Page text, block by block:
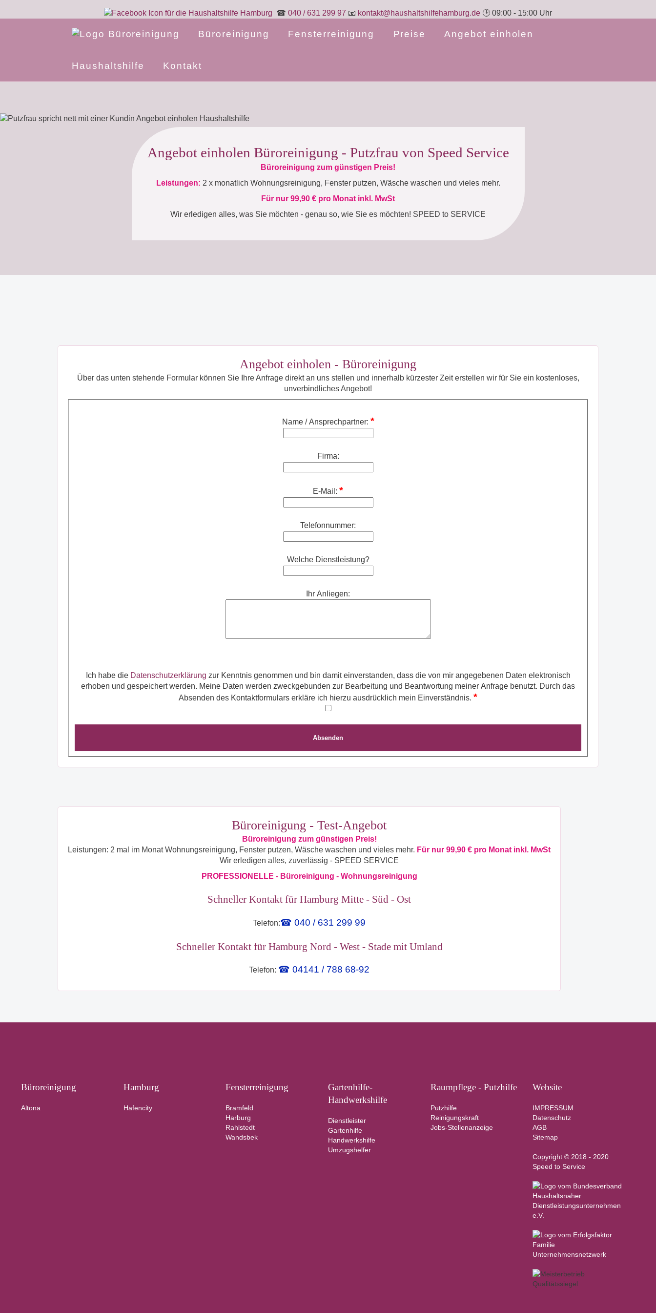
☎ 040 / 631 299 97 📧 kontakt@haushaltshilfehamburg.de 🕒 09:00 - 15:00 Uhr
Büroreinigung Fensterreinigung Preise Angebot einholen
Haushaltshilfe Kontakt
Angebot einholen Büroreinigung - Putzfrau von Speed Service
Büroreinigung zum günstigen Preis!
Leistungen: 2 x monatlich Wohnungsreinigung, Fenster putzen, Wäsche waschen und vieles mehr.
Für nur 99,90 € pro Monat inkl. MwSt
Wir erledigen alles, was Sie möchten - genau so, wie Sie es möchten! SPEED to SERVICE
Angebot einholen - Büroreinigung
Über das unten stehende Formular können Sie Ihre Anfrage direkt an uns stellen und innerhalb kürzester Zeit erstellen wir für Sie ein kostenloses,
unverbindliches Angebot!
Name / Ansprechpartner:
Firma:
E-Mail:
Telefonnummer:
Welche Dienstleistung?
Ihr Anliegen:
Ich habe die Datenschutzerklärung
erhoben und gespeichert werden. Meine Daten werden zweckgebunden zur Bearbeitung und Beantwortung meiner Anfrage benutzt. Durch das
Absenden des Kontaktformulars erkläre ich hierzu ausdrücklich mein Einverständnis.
Absenden
Büroreinigung - Test-Angebot
Büroreinigung zum günstigen Preis!
Leistungen: 2 mal im Monat Wohnungsreinigung, Fenster putzen, Wäsche waschen und vieles mehr. Für nur 99,90 € pro Monat inkl. MwSt
Wir erledigen alles, zuverlässig - SPEED SERVICE
PROFESSIONELLE - Büroreinigung - Wohnungsreinigung
Schneller Kontakt für Hamburg Mitte - Süd - Ost
Telefon:☎ 040 / 631 299 99
Schneller Kontakt für Hamburg Nord - West - Stade mit Umland
Telefon: ☎ 04141 / 788 68-92
Büroreinigung
Altona
Hamburg
Hafencity
Fensterreinigung
Bramfeld
Harburg
Rahlstedt
Wandsbek
Gartenhilfe-
Handwerkshilfe
Dienstleister
Gartenhilfe
Handwerkshilfe
Umzugshelfer
Raumpflege - Putzhilfe
Putzhilfe
Reinigungskraft
Jobs-Stellenanzeige
Website
IMPRESSUM
Datenschutz
AGB
Sitemap
Copyright © 2018 - 2020
Speed to Service